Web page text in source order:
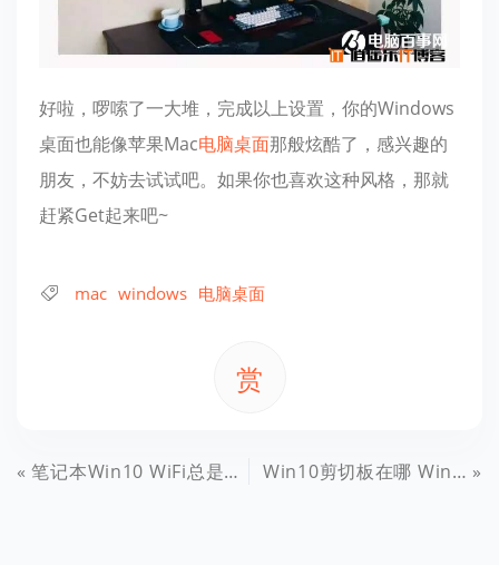
好啦，啰嗦了一大堆，完成以上设置，你的Windows
桌面也能像苹果Mac电脑桌面那般炫酷了，感兴趣的
朋友，不妨去试试吧。如果你也喜欢这种风格，那就
赶紧Get起来吧~
mac windows 电脑桌面
赏
笔记本Win10 WiFi总是断线怎么办 Win10 WiFi网络不稳定解决办法 Win10剪切板在哪 Win10清空剪贴板教程